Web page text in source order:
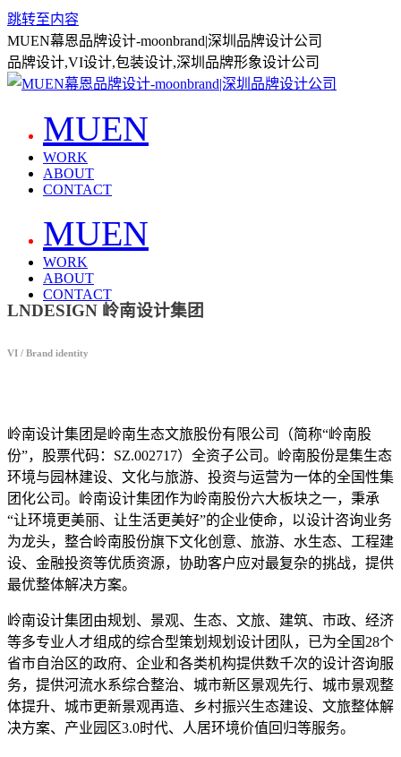
跳转至内容
MUEN幕恩品牌设计-moonbrand|深圳品牌设计公司
品牌设计,VI设计,包装设计,深圳品牌形象设计公司
MUEN
WORK
ABOUT
CONTACT
MUEN
WORK
ABOUT
CONTACT
LNDESIGN 岭南设计集团
VI / Brand identity
岭南设计集团是岭南生态文旅股份有限公司（简称“岭南股
份”，股票代码：SZ.002717）全资子公司。岭南股份是集生态
环境与园林建设、文化与旅游、投资与运营为一体的全国性集
团化公司。岭南设计集团作为岭南股份六大板块之一，秉承
“让环境更美丽、让生活更美好”的企业使命，以设计咨询业务
为龙头，整合岭南股份旗下文化创意、旅游、水生态、工程建
设、金融投资等优质资源，协助客户应对最复杂的挑战，提供
最优整体解决方案。
岭南设计集团由规划、景观、生态、文旅、建筑、市政、经济
等多专业人才组成的综合型策划规划设计团队，已为全国28个
省市自治区的政府、企业和各类机构提供数千次的设计咨询服
务，提供河流水系综合整治、城市新区景观先行、城市景观整
体提升、城市更新景观再造、乡村振兴生态建设、文旅整体解
决方案、产业园区3.0时代、人居环境价值回归等服务。